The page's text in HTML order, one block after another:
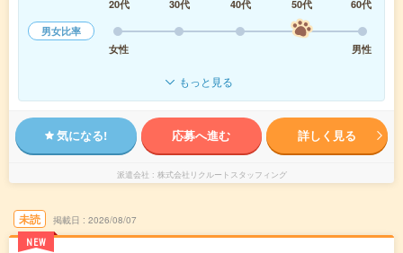
20代
30代 40代 50代
60代
男女比率
女性
男性
もっと見る
気になる! 応募へ進む 詳しく見る
派遣会社 株式会社リクルートスタッフィング
未読
NEW
掲載日 2026/08/07